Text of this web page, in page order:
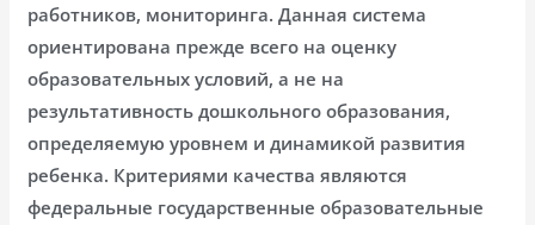
работников, мониторинга. Данная система
ориентирована прежде всего на оценку
образовательных условий, а не на
результативность дошкольного образования,
определяемую уровнем и динамикой развития
ребенка. Критериями качества являются
федеральные государственные образовательные